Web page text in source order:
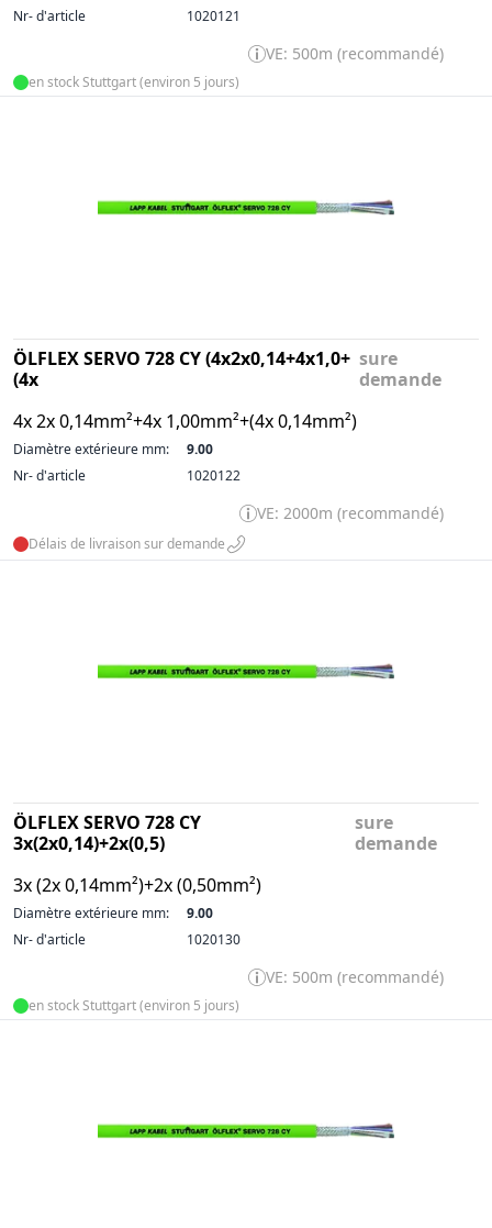
Nr- d'article
1020121
VE: 500m (recommandé)
en stock Stuttgart (environ 5 jours)
ÖLFLEX SERVO 728 CY (4x2x0,14+4x1,0+
(4x
4x 2x 0,14mm²+4x 1,00mm²+(4x 0,14mm²)
sure
demande
Diamètre extérieure mm:
9.00
Nr- d'article
1020122
VE: 2000m (recommandé)
Délais de livraison sur demande
ÖLFLEX SERVO 728 CY
3x(2x0,14)+2x(0,5)
3x (2x 0,14mm²)+2x (0,50mm²)
sure
demande
Diamètre extérieure mm:
9.00
Nr- d'article
1020130
VE: 500m (recommandé)
en stock Stuttgart (environ 5 jours)